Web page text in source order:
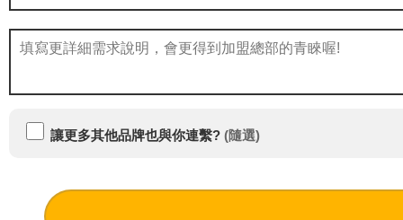
讓更多其他品牌也與你連繫? (隨選)